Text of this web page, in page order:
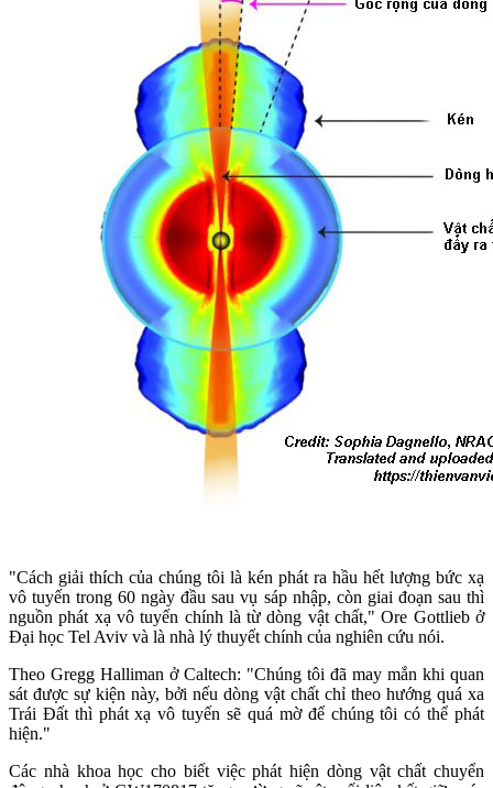
"Cách giải thích của chúng tôi là kén phát ra hầu hết lượng bức xạ
vô tuyến trong 60 ngày đầu sau vụ sáp nhập, còn giai đoạn sau thì
nguồn phát xạ vô tuyến chính là từ dòng vật chất," Ore Gottlieb ở
Đại học Tel Aviv và là nhà lý thuyết chính của nghiên cứu nói.
Theo Gregg Halliman ở Caltech: "Chúng tôi đã may mắn khi quan
sát được sự kiện này, bởi nếu dòng vật chất chỉ theo hướng quá xa
Trái Đất thì phát xạ vô tuyến sẽ quá mờ để chúng tôi có thể phát
hiện."
Các nhà khoa học cho biết việc phát hiện dòng vật chất chuyển